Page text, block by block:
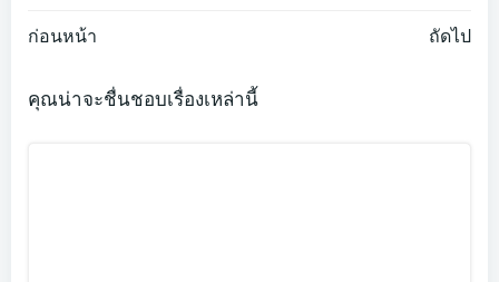
Post
navigation
ก่อนหน้า
navigation
ถัดไป
คุณน่าจะชื่นชอบเรื่องเหล่านี้